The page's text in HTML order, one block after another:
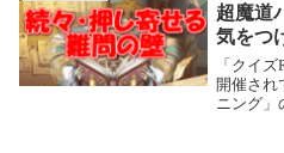
超魔道
気をつ
「クイ
開催され
ニング」
ンター
ウンタ